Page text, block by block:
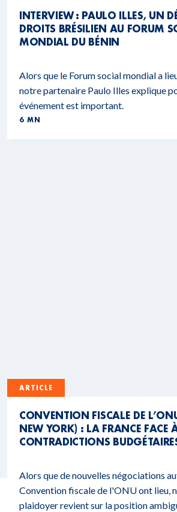
INTERVIEW : PAULO ILLES, UN
DROITS BRÉSILIEN AU FORUM
MONDIAL DU BÉNIN
Alors que le Forum social mondial a
notre partenaire Paulo Illes explique
événement est important.
6 MN
ARTICLE
CONVENTION FISCALE DE
NEW YORK) : LA FRANCE FACE
CONTRADICTIONS
Alors que de nouvelles négociations
Convention fiscale de l'ONU ont lieu,
plaidoyer revient sur la position